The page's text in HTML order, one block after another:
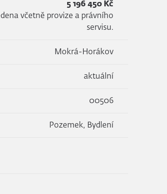
5 196 450 Kč
včetně provize a právního
servisu.
Mokrá-Horákov
aktuální
00506
Pozemek, Bydlení